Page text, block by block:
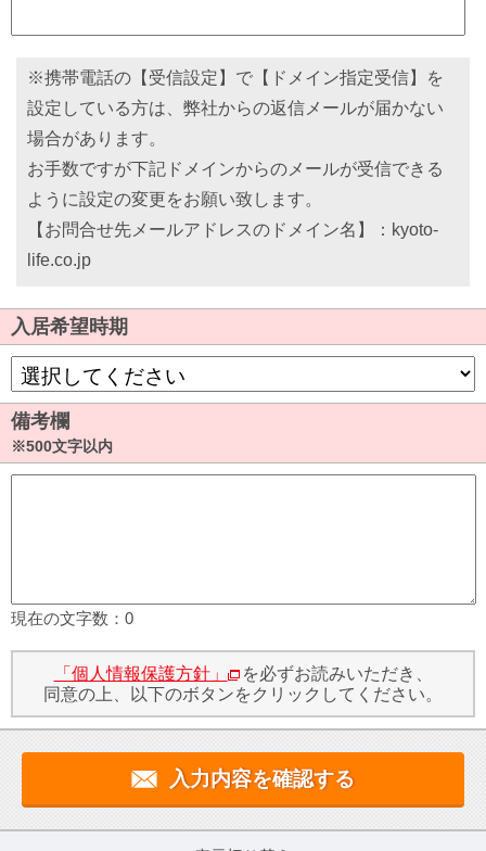
※携帯電話の【受信設定】で【ドメイン指定受信】を
設定している方は、弊社からの返信メールが届かない
場合があります。
お手数ですが下記ドメインからのメールが受信できる
ように設定の変更をお願い致します。
【お問合せ先メールアドレスのドメイン名】：kyoto-
life.co.jp
入居希望時期
備考欄
※500文字以内
現在の文字数： 0
「個人情報保護方針」
を必ずお読みいただき、
同意の上、以下のボタンをクリックしてください。
入力内容を確認する